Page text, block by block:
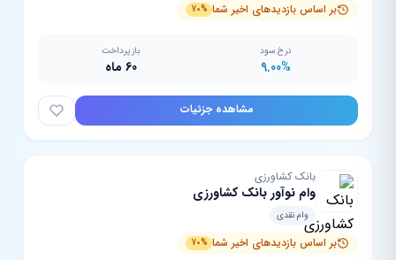
بر اساس بازدیدهای اخیر شما 70%
نرخ سود
9.00%
بازپرداخت
60 ماه
مشاهده جزئیات
بانک کشاورزی
وام نوآور بانک کشاورزی
وام نقدی
بر اساس بازدیدهای اخیر شما 70%